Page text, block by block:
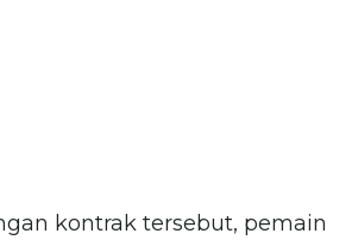
kontrak tersebut, pemain